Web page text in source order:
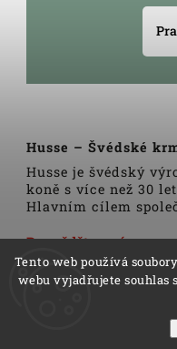
Tento web používá
webu vyjadřujete
Husse – Švédské
Husse je švédský
koně s více než 30
Hlavním cílem
Veškerá krmiva,
vyrobeny pouze z
vybraných surovin.
podle tradičních
výrobní linky
Dozvědět se více